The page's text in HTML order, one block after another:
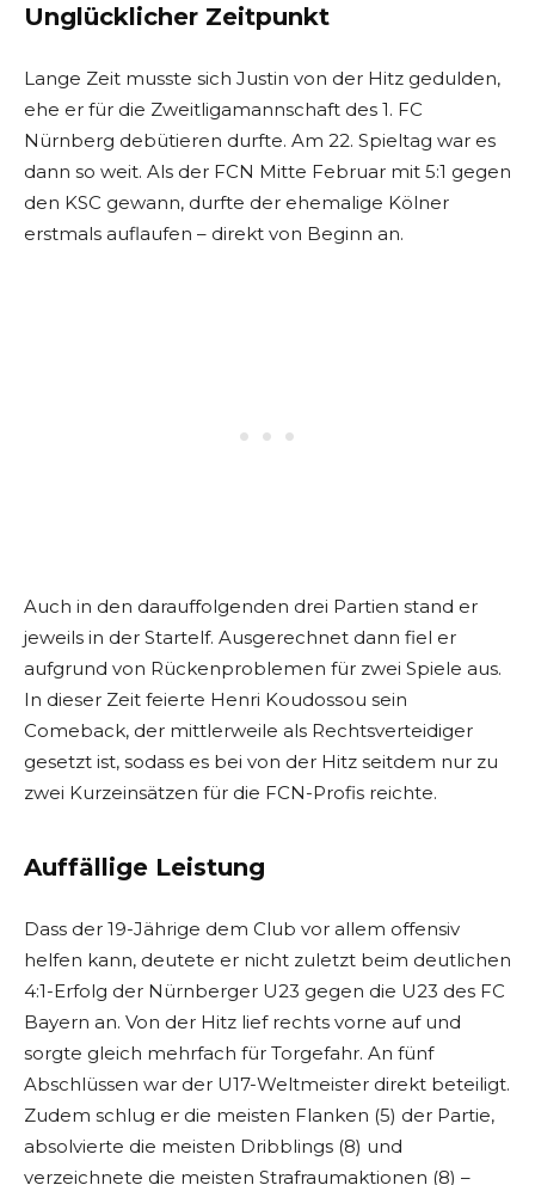
Unglücklicher Zeitpunkt
Lange Zeit musste sich Justin von der Hitz gedulden,
ehe er für die Zweitligamannschaft des 1. FC
Nürnberg debütieren durfte. Am 22. Spieltag war es
dann so weit. Als der FCN Mitte Februar mit 5:1 gegen
den KSC gewann, durfte der ehemalige Kölner
erstmals auflaufen – direkt von Beginn an.
Auch in den darauffolgenden drei Partien stand er
jeweils in der Startelf. Ausgerechnet dann fiel er
aufgrund von Rückenproblemen für zwei Spiele aus.
In dieser Zeit feierte Henri Koudossou sein
Comeback, der mittlerweile als Rechtsverteidiger
gesetzt ist, sodass es bei von der Hitz seitdem nur zu
zwei Kurzeinsätzen für die FCN-Profis reichte.
Auffällige Leistung
Dass der 19-Jährige dem Club vor allem offensiv
helfen kann, deutete er nicht zuletzt beim deutlichen
4:1-Erfolg der Nürnberger U23 gegen die U23 des FC
Bayern an. Von der Hitz lief rechts vorne auf und
sorgte gleich mehrfach für Torgefahr. An fünf
Abschlüssen war der U17-Weltmeister direkt beteiligt.
Zudem schlug er die meisten Flanken (5) der Partie,
absolvierte die meisten Dribblings (8) und
verzeichnete die meisten Strafraumaktionen (8) –